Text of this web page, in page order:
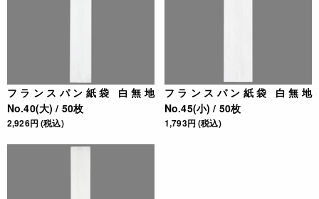
フランスパン紙袋 白無地
No.40(大) / 50枚
2,926円 (税込)
フランスパン紙袋 白無地
No.45(小) / 50枚
1,793円 (税込)